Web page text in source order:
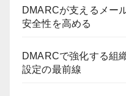
DMARCが支えるメー
安全性を高める
DMARCで強化する組
設定の最前線